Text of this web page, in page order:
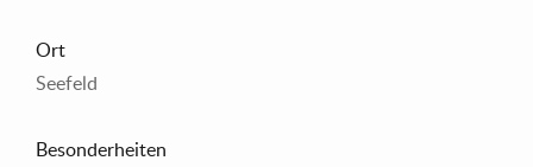
Ort
Seefeld
Besonderheiten